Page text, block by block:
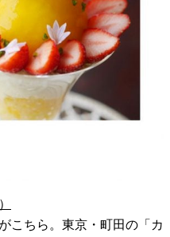
こちら。東京・町田の「カ